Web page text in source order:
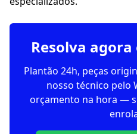
Resolva agora
Plantão 24h, peças
nosso técnico pelo
orçamento na hora —